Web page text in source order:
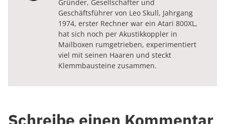
Gründer, Gesellschafter und
Geschäftsführer von Leo Skull, Jahrgang
1974, erster Rechner war ein Atari 800XL,
hat sich noch per Akustikkoppler in
Mailboxen rumgetrieben, experimentiert
viel mit seinen Haaren und steckt
Klemmbausteine zusammen.